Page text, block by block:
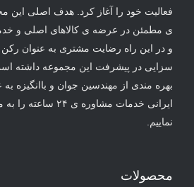
فعالیت خود را آغاز کرد. هدف اصلی این
ی مطمئن در عرضه ی کالاهای اصلی و
و در این راه رضایت مشتری به عنوان رکن
سزایی در پیشرفت این مجموعه داشته
بهره مندی از مهندسین جوان و باانگیزه
ایرانی خدمات مشاوره
نماییم.
محصولات